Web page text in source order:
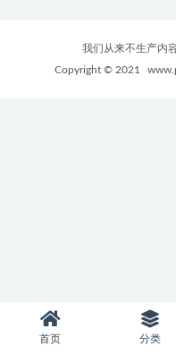
我们从来不生产内
Copyright © 2021
首页 分类